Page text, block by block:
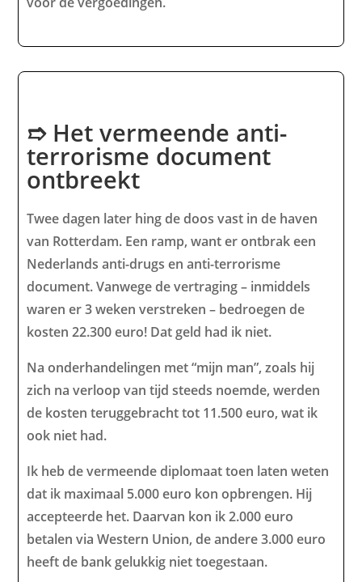
➱ Het vermeende anti-
terrorisme document
ontbreekt
Twee dagen later hing de doos vast in de haven
van Rotterdam. Een ramp, want er ontbrak een
Nederlands anti-drugs en anti-terrorisme
document. Vanwege de vertraging – inmiddels
waren er 3 weken verstreken – bedroegen de
kosten 22.300 euro! Dat geld had ik niet.
Na onderhandelingen met “mijn man”, zoals hij
zich na verloop van tijd steeds noemde, werden
de kosten teruggebracht tot 11.500 euro, wat ik
ook niet had.
Ik heb de vermeende diplomaat toen laten weten
dat ik maximaal 5.000 euro kon opbrengen. Hij
accepteerde het. Daarvan kon ik 2.000 euro
betalen via Western Union, de andere 3.000 euro
heeft de bank gelukkig niet toegestaan.